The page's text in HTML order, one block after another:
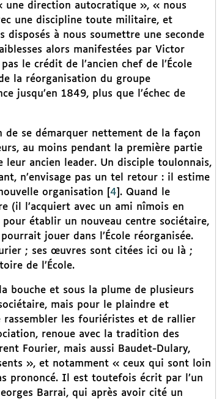
une direction autocratique », « nous
une discipline toute militaire, et
disposés à nous soumettre une seconde
alors manifestées par Victor
le crédit de l’ancien chef de l’École
la réorganisation du groupe
jusqu’en 1849, plus que l’échec de
se démarquer nettement de la façon
au moins pendant la première partie
leur ancien leader. Un disciple toulonnais,
n’envisage pas un tel retour : il estime
organisation
4 . Quand le
(il l’acquiert avec un ami nîmois en
établir un nouveau centre sociétaire,
jouer dans l’École réorganisée.
; ses œuvres sont citées ici ou là ;
de l’École.
bouche et sous la plume de plusieurs
mais pour le plaindre et
rassembler les fouriéristes et de rallier
renoue avec la tradition des
Fourier, mais aussi Baudet-Dulary,
», et notamment « ceux qui sont loin
prononcé. Il est toutefois écrit par l’un
Barrai, qui après avoir cité un